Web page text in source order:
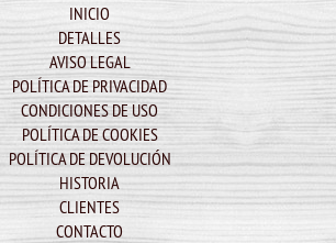
INICIO
DETALLES
AVISO LEGAL
POLÍTICA DE PRIVACIDAD
CONDICIONES DE USO
POLÍTICA DE COOKIES
POLÍTICA DE DEVOLUCIÓN
HISTORIA
CLIENTES
CONTACTO